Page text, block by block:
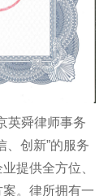
舜律师事务
、创新”的服务
提供全方位、
。律所拥有一